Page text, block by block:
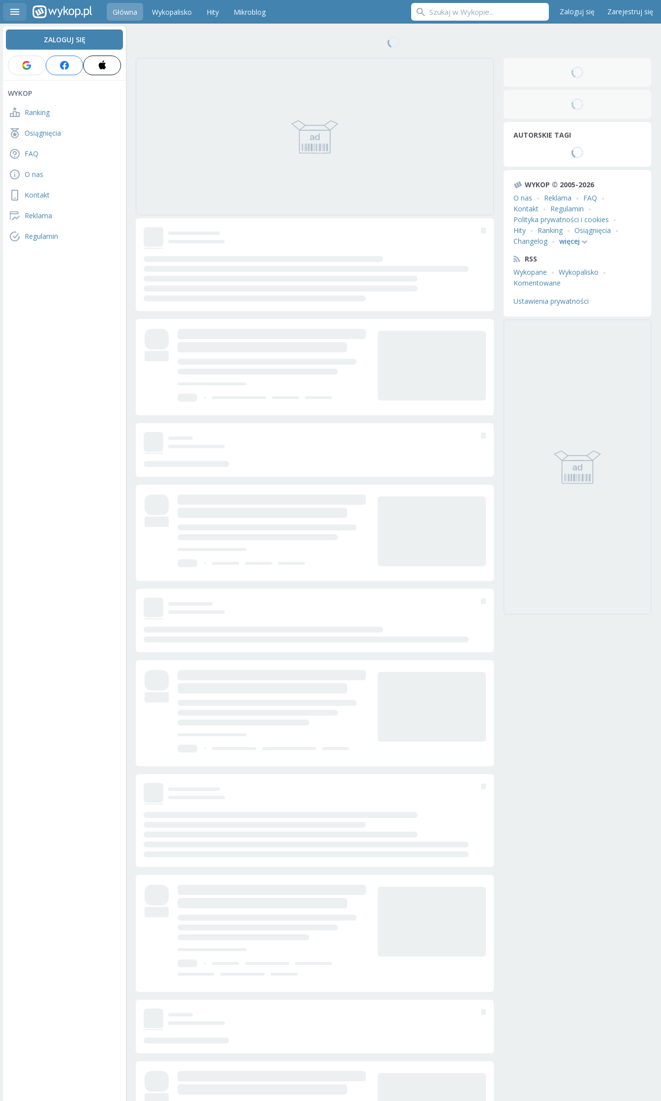
Główna Wykopalisko Hity Mikroblog Zaloguj się Zarejestruj się
ZALOGUJ SIĘ
WYKOP
Ranking
Osiągnięcia
FAQ
O nas
Kontakt
Reklama
Regulamin
AUTORSKIE TAGI
WYKOP © 2005-2026
O nas
Reklama
FAQ
Kontakt
Regulamin
Polityka prywatności i cookies
Hity
Ranking
Osiągnięcia
Changelog
więcej
RSS
Wykopane
Wykopalisko
Komentowane
Ustawienia prywatności